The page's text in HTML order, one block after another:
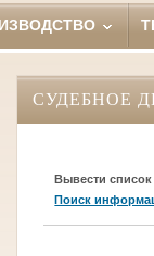
СУДЕБНОЕ
Вывести список
Поиск